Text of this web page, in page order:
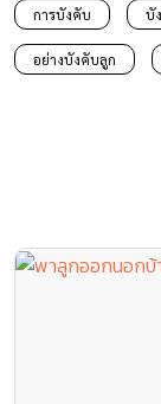
การบังคับ บั
อย่างบังคับลูก